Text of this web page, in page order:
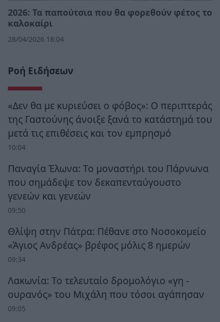
2026: Τα παπούτσια που θα φορεθούν φέτος το
καλοκαίρι
28/04/2026 18:04
Ροή Ειδήσεων
«Δεν θα με κυριεύσει ο φόβος»: Ο περιπτεράς
της Γαστούνης άνοιξε ξανά το κατάστημά του
μετά τις επιθέσεις και τον εμπρησμό
10:04
Παναγία Έλωνα: Το μοναστήρι του Πάρνωνα
που σημάδεψε τον δεκαπενταύγουστο
γενεών και γενεών
09:50
Θλίψη στην Πάτρα: Πέθανε στο Νοσοκομείο
«Άγιος Ανδρέας» βρέφος μόλις 8 ημερών
09:34
Λακωνία: Το τελευταίο δρομολόγιο «γη -
ουρανός» του Μιχάλη που τόσοι αγάπησαν
09:05